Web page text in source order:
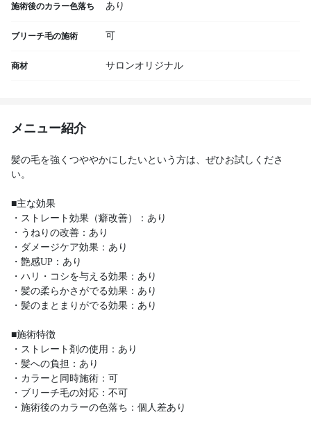
施術後のカラー色落ち あり
ブリーチ毛の施術 可
商材 サロンオリジナル
メニュー紹介
髪の毛を強くつややかにしたいという方は、ぜひお試しくださ
い。
■主な効果
・ストレート効果（癖改善）：あり
・うねりの改善：あり
・ダメージケア効果：あり
・艶感UP：あり
・ハリ・コシを与える効果：あり
・髪の柔らかさがでる効果：あり
・髪のまとまりがでる効果：あり
■施術特徴
・ストレート剤の使用：あり
・髪への負担：あり
・カラーと同時施術：可
・ブリーチ毛の対応：不可
・施術後のカラーの色落ち：個人差あり